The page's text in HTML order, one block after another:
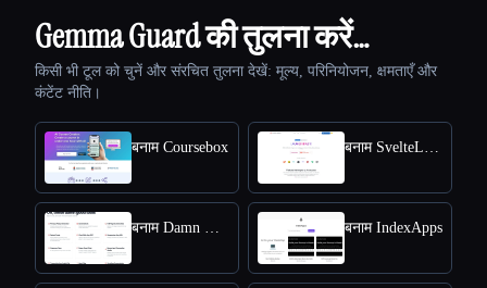
Gemma Guard की तुलना करें…
किसी भी टूल को चुनें और संरचित तुलना देखें: मूल्य, परिनियोजन, क्षमताएँ और
कंटेंट नीति।
बनाम Coursebox
बनाम IndexApps